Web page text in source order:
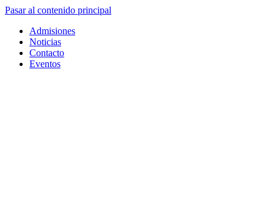
Pasar al contenido principal
Admisiones
Noticias
Contacto
Eventos